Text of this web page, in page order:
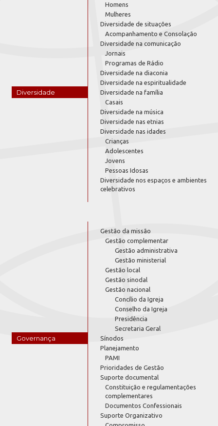
Diversidade
Homens
Mulheres
Diversidade de situações
Acompanhamento e Consolação
Diversidade na comunicação
Jornais
Programas de Rádio
Diversidade na diaconia
Diversidade na espiritualidade
Diversidade na família
Casais
Diversidade na música
Diversidade nas etnias
Diversidade nas idades
Crianças
Adolescentes
Jovens
Pessoas Idosas
Diversidade nos espaços e ambientes
celebrativos
Governança
Gestão da missão
Gestão complementar
Gestão administrativa
Gestão ministerial
Gestão local
Gestão sinodal
Gestão nacional
Concílio da Igreja
Conselho da Igreja
Presidência
Secretaria Geral
Sínodos
Planejamento
PAMI
Prioridades de Gestão
Suporte documental
Constituição e regulamentações
complementares
Documentos Confessionais
Suporte Organizativo